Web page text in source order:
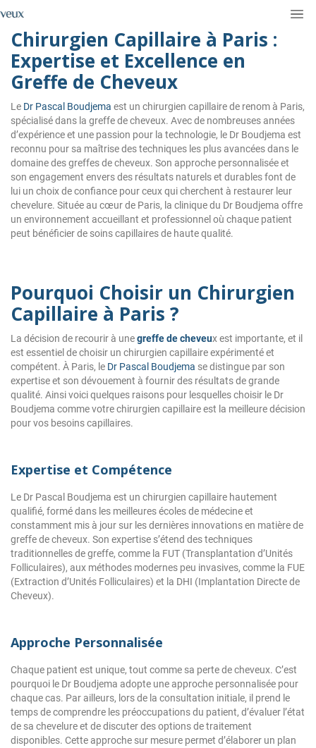
Chirurgien Capillaire à Paris :
Expertise et Excellence en
Greffe de Cheveux
Le Dr Pascal Boudjema est un chirurgien capillaire de renom à Paris,
spécialisé dans la greffe de cheveux. Avec de nombreuses années
d’expérience et une passion pour la technologie, le Dr Boudjema est
reconnu pour sa maîtrise des techniques les plus avancées dans le
domaine des greffes de cheveux. Son approche personnalisée et
son engagement envers des résultats naturels et durables font de
lui un choix de confiance pour ceux qui cherchent à restaurer leur
chevelure. Située au cœur de Paris, la clinique du Dr Boudjema offre
un environnement accueillant et professionnel où chaque patient
peut bénéficier de soins capillaires de haute qualité.
Pourquoi Choisir un Chirurgien
Capillaire à Paris ?
La décision de recourir à unegreffe de cheveux est importante, et il
est essentiel de choisir un chirurgien capillaire expérimenté et
compétent. À Paris, le Dr Pascal Boudjema se distingue par son
expertise et son dévouement à fournir des résultats de grande
qualité. Ainsi voici quelques raisons pour lesquelles choisir le Dr
Boudjema comme votre chirurgien capillaire est la meilleure décision
pour vos besoins capillaires.
Expertise et Compétence
Le Dr Pascal Boudjema est un chirurgien capillaire hautement
qualifié, formé dans les meilleures écoles de médecine et
constamment mis à jour sur les dernières innovations en matière de
greffe de cheveux. Son expertise s’étend des techniques
traditionnelles de greffe, comme la FUT (Transplantation d’Unités
Folliculaires), aux méthodes modernes peu invasives, comme la FUE
(Extraction d’Unités Folliculaires) et la DHI (Implantation Directe de
Cheveux).
Approche Personnalisée
Chaque patient est unique, tout comme sa perte de cheveux. C’est
pourquoi le Dr Boudjema adopte une approche personnalisée pour
chaque cas. Par ailleurs, lors de la consultation initiale, il prend le
temps de comprendre les préoccupations du patient, d’évaluer l’état
de sa chevelure et de discuter des options de traitement
disponibles. Cette approche sur mesure permet d’élaborer un plan